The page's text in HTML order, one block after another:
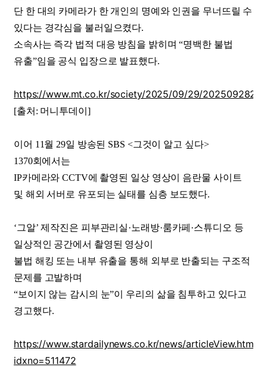
단 한 대의 카메라가 한 개인의 명예와 인권을 무너뜨릴 수
있다는 경각심을 불러일으켰다.
소속사는 즉각 법적 대응 방침을 밝히며 “명백한 불법
유출”임을 공식 입장으로 발표했다.
https://www.mt.co.kr/society/2025/09/29/
[출처: 머니투데이]
이어 11월 29일 방송된 SBS <그것이 알고 싶다>
1370회에서는
IP카메라와 CCTV에 촬영된 일상 영상이 음란물 사이트
및 해외 서버로 유포되는 실태를 심층 보도했다.
‘그알’ 제작진은 피부관리실·노래방·룸카페·스튜디오 등
일상적인 공간에서 촬영된 영상이
불법 해킹 또는 내부 유출을 통해 외부로 반출되는 구조적
문제를 고발하며
“보이지 않는 감시의 눈”이 우리의 삶을 침투하고 있다고
경고했다.
https://www.stardailynews.co.kr/news/articleView.html?
idxno=511472